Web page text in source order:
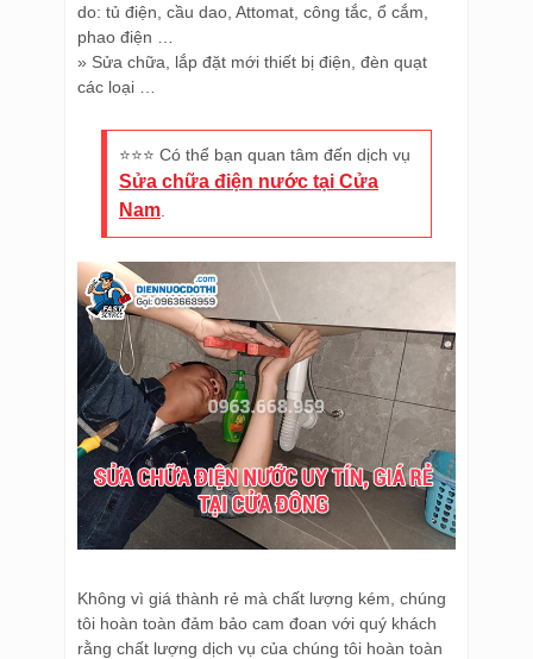
do: tủ điện, cầu dao, Attomat, công tắc, ổ cắm,
phao điện …
» Sửa chữa, lắp đặt mới thiết bị điện, đèn quạt
các loại …
⭐️⭐️⭐️ Có thể bạn quan tâm đến dịch vụ
Sửa chữa điện nước tại Cửa
Nam
Không vì giá thành rẻ mà chất lượng kém, chúng
tôi hoàn toàn đảm bảo cam đoan với quý khách
rằng chất lượng dịch vụ của chúng tôi hoàn toàn